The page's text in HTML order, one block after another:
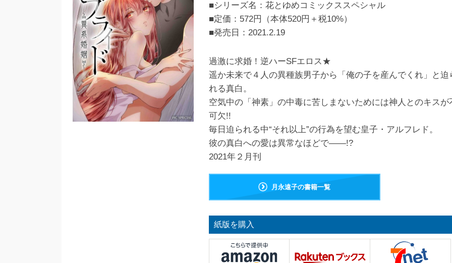
■シリーズ名：花とゆめコミックススペシャル
■定価：572円（本体520円＋税10%）
■発売日： 2021.2.19
過激に求婚！逆ハーSFエロス★
遥か未来で４人の異種族男子から「俺の子を産んでくれ」と迫
れる真白。
空気中の「神素」の中毒に苦しまないためには神人とのキスが
可欠!!
毎日迫られる中“それ以上”の行為を望む皇子・アルフレド。
彼の真白への愛は異常なほどで――!?
2021年２月刊
月永遠子の書籍一覧
紙版を購入